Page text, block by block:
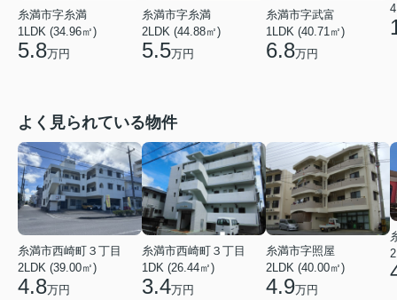
糸満市字糸満
1LDK (34.96㎡)
5.8万円
糸満市字糸満
2LDK (44.88㎡)
5.5万円
糸満市字武富
1LDK (40.71㎡)
6.8万円
よく見られている物件
糸満市西崎町３丁目
2LDK (39.00㎡)
4.8万円
糸満市西崎町３丁目
1DK (26.44㎡)
3.4万円
糸満市字照屋
2LDK (40.00㎡)
4.9万円